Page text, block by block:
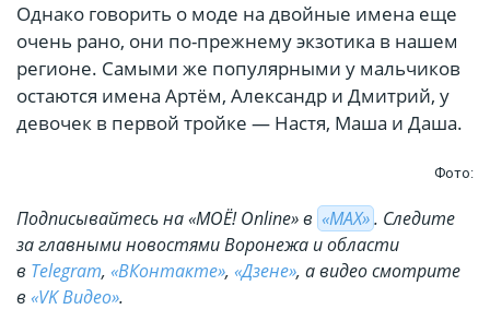
Однако говорить о моде на двойные имена еще
очень рано, они по-прежнему экзотика в нашем
регионе. Самыми же популярными у мальчиков
остаются имена Артём, Александр и Дмитрий, у
девочек в первой тройке — Настя, Маша и Даша.
Фото:
Подписывайтесь на «МОЁ! Online» в «МАХ». Cледите
за главными новостями Воронежа и области
в Telegram, «ВКонтакте», «Дзене», а видео смотрите
в «VK Видео».